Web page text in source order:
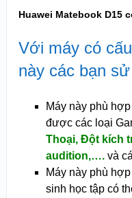
Huawei Matebook D15
Với máy có
này các bạn
Máy này phù
được các loại
Thoại, Đột kích
audition,…. và
Máy này phù
sinh học tập có